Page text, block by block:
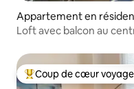
Appartement en
ans
Loft avec balcon au
Coups de cœur
Coup de cœur